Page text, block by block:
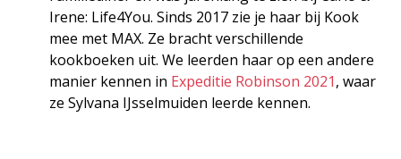
Irene: Life4You. Sinds 2017 zie je haar bij Kook
mee met MAX. Ze bracht verschillende
kookboeken uit. We leerden haar op een andere
manier kennen in Expeditie Robinson 2021, waar
ze Sylvana IJsselmuiden leerde kennen.